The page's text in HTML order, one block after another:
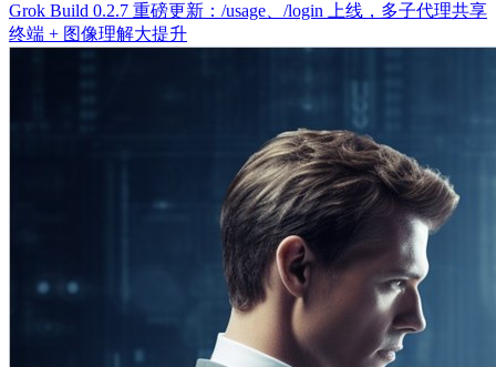
Grok Build 0.2.7 重磅更新：/usage、/login 上线，多子代理共享
终端 + 图像理解大提升